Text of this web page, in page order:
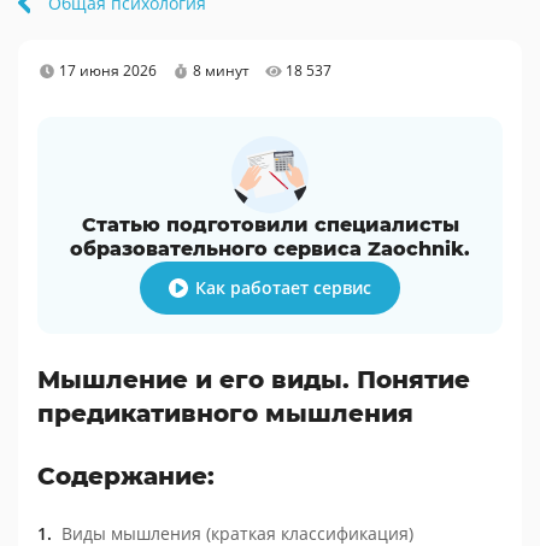
17 июня 2026 8 минут 18 537
Статью подготовили специалисты
образовательного сервиса Zaochnik.
Как работает сервис
Мышление и его виды. Понятие
предикативного мышления
Содержание:
Виды мышления (краткая классификация)